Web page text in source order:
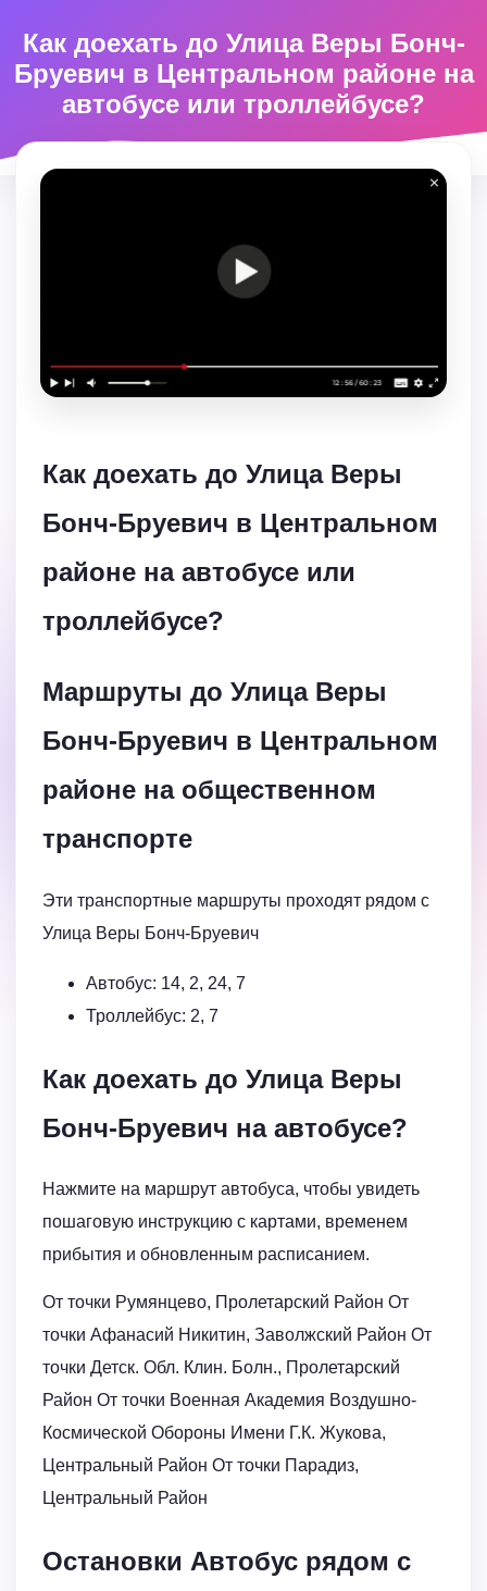
Как доехать до Улица Веры Бонч-
Бруевич в Центральном районе на
автобусе или троллейбусе?
Как доехать до Улица Веры
Бонч-Бруевич в Центральном
районе на автобусе или
троллейбусе?
Маршруты до Улица Веры
Бонч-Бруевич в Центральном
районе на общественном
транспорте
Эти транспортные маршруты проходят рядом с
Улица Веры Бонч-Бруевич
Автобус: 14, 2, 24, 7
Троллейбус: 2, 7
Как доехать до Улица Веры
Бонч-Бруевич на автобусе?
Нажмите на маршрут автобуса, чтобы увидеть
пошаговую инструкцию с картами, временем
прибытия и обновленным расписанием.
От точки Румянцево, Пролетарский Район От
точки Афанасий Никитин, Заволжский Район От
точки Детск. Обл. Клин. Болн., Пролетарский
Район От точки Военная Академия Воздушно-
Космической Обороны Имени Г.К. Жукова,
Центральный Район От точки Парадиз,
Центральный Район
Остановки Автобус рядом с